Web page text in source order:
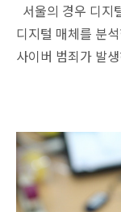
서울의 경우 디지
디지털 매체를 분
사이버 범죄가 발